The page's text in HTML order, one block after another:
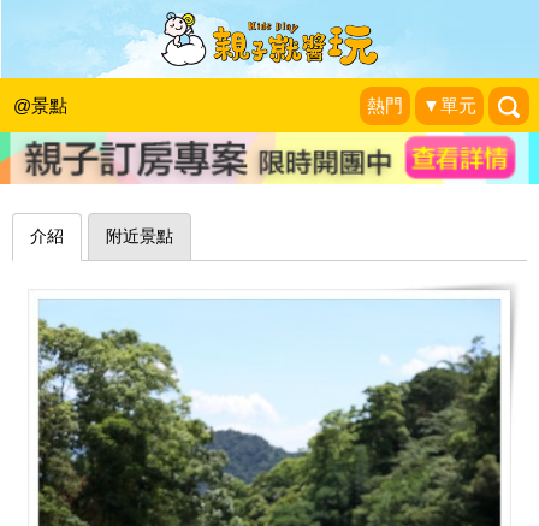
@景點 熱門 ▼單元
可遠觀也可近玩，清涼水氣降溫消暑～
南投能高親水公園、能高瀑布
山。雲與藍天|2020-07-23
介紹 附近景點